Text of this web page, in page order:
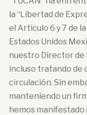
la “Libertad de
el Articulo 6 y 7 de
Estados Unidos
nuestro Director de
incluso tratando de
circulación. Sin
manteniendo un
hemos